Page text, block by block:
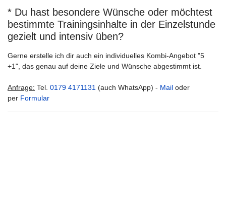
* Du hast besondere Wünsche oder möchtest
bestimmte Trainingsinhalte in der Einzelstunde
gezielt und intensiv üben?
Gerne erstelle ich dir auch ein individuelles Kombi-Angebot "5
+1", das genau auf deine Ziele und Wünsche abgestimmt ist.
Anfrage: Tel. 0179 4171131 (auch WhatsApp) - Mail oder
per Formular